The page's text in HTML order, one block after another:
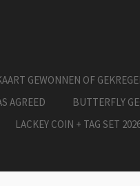
GEWONNEN OF
AGREED BUTTERFLY
LACKEY COIN + TAG SET